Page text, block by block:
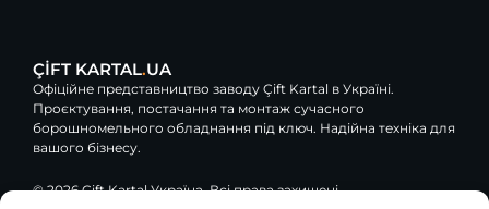
ÇİFT KARTAL.UA
Офіційне представництво заводу Çift Kartal в Україні.
Проєктування, постачання та монтаж сучасного
борошномельного обладнання під ключ. Надійна техніка для
вашого бізнесу.
© 2026 Çift Kartal Україна. Всі права захищені.